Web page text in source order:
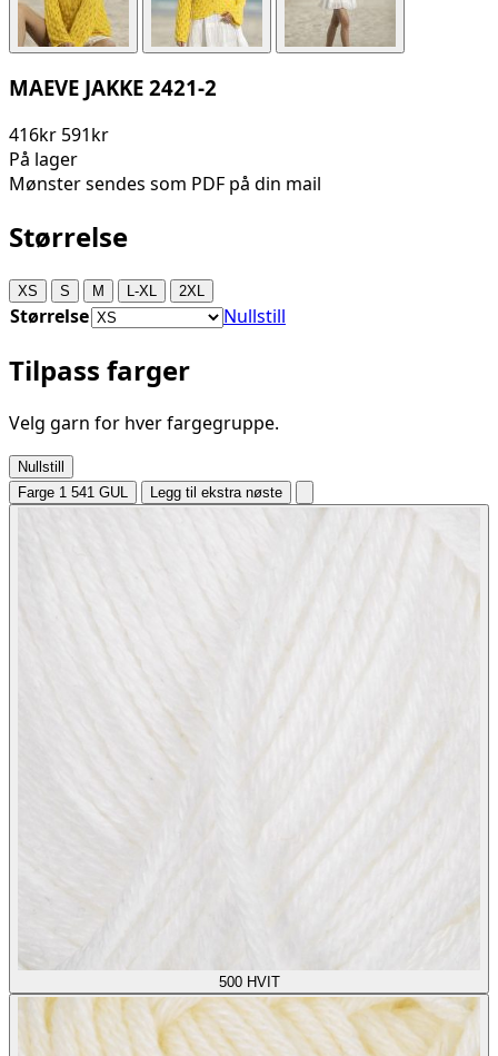
MAEVE JAKKE 2421-2
416kr 591kr
På lager
Mønster sendes som PDF på din mail
Størrelse
XS S M L-XL 2XL
Størrelse Nullstill
Tilpass farger
Velg garn for hver fargegruppe.
Nullstill
Farge 1 541 GUL Legg til ekstra nøste
500 HVIT